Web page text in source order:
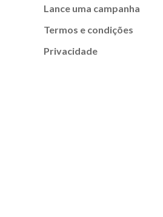
Lance uma campanha
Termos e condições
Privacidade